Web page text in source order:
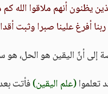
يظنون أنهم ملاقوا الله
أفرغ علينا صبرا وثبت
أنَّ اليقين هو الحل، هو
تعلموا(علم اليقين)فأتت